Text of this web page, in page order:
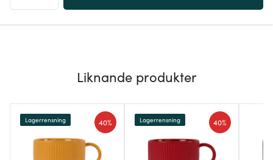
Liknande produkter
40%
Lagerrensning 40%
Lagerrensning